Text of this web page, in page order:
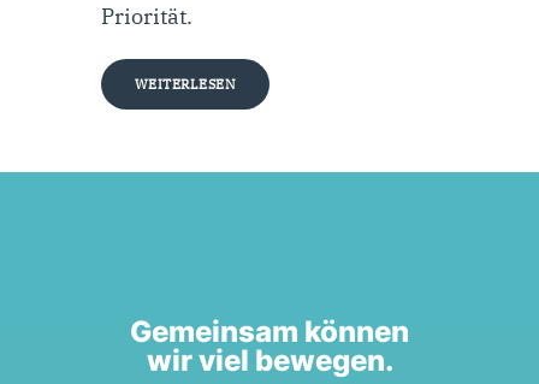
Priorität.
WEITERLESEN
Gemeinsam können
wir viel bewegen.